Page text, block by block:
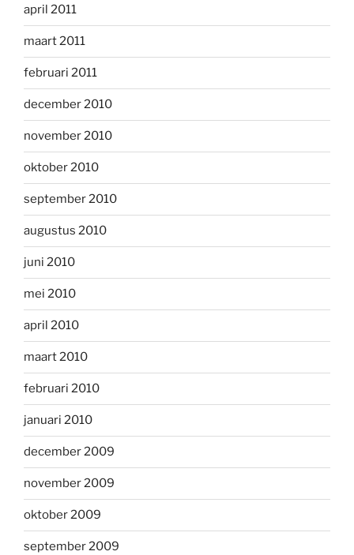
april 2011
maart 2011
februari 2011
december 2010
november 2010
oktober 2010
september 2010
augustus 2010
juni 2010
mei 2010
april 2010
maart 2010
februari 2010
januari 2010
december 2009
november 2009
oktober 2009
september 2009